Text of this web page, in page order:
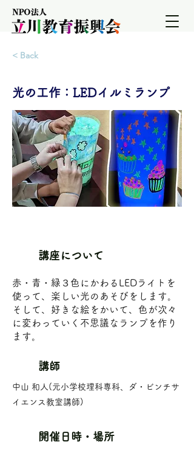
< Back
光の工作：LEDイルミランプ
講座について
赤・青・緑３色にかわるLEDライトを
使って、楽しい光のあそびをします。
そして、好きな絵をかいて、色が次々
に変わっていく不思議なランプを作り
ます。
​講師
中山 和人(元小学校理科専科、ダ・ビンチサ
イエンス教室講師)
開催日時・場所